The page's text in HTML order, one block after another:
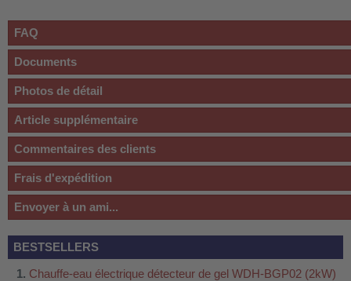
FAQ
Documents
Photos de détail
Article supplémentaire
Commentaires des clients
Frais d'expédition
Envoyer à un ami...
BESTSELLERS
Chauffe-eau électrique détecteur de gel WDH-BGP02 (2kW)